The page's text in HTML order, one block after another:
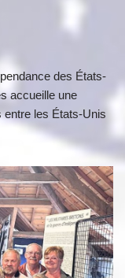
des États-
accueille une
entre les États-Unis